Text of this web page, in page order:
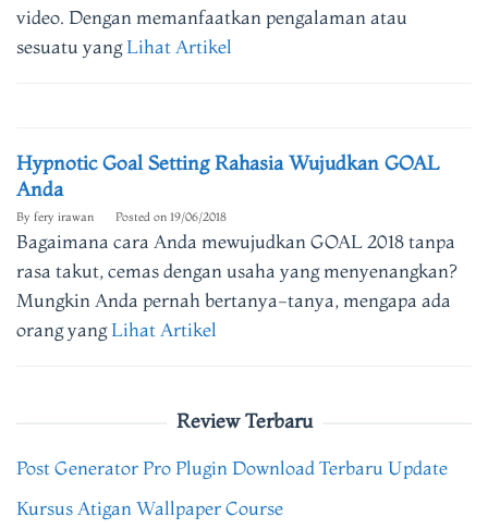
video. Dengan memanfaatkan pengalaman atau
sesuatu yangLihat Artikel
Hypnotic Goal Setting Rahasia Wujudkan GOAL
Anda
By fery irawan Posted on 19/06/2018
Bagaimana cara Anda mewujudkan GOAL 2018 tanpa
rasa takut, cemas dengan usaha yang menyenangkan?
Mungkin Anda pernah bertanya-tanya, mengapa ada
orang yangLihat Artikel
Review Terbaru
Post Generator Pro Plugin Download Terbaru Update
Kursus Atigan Wallpaper Course